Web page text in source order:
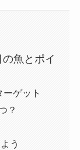
魚とポイ
ゲット
？
う